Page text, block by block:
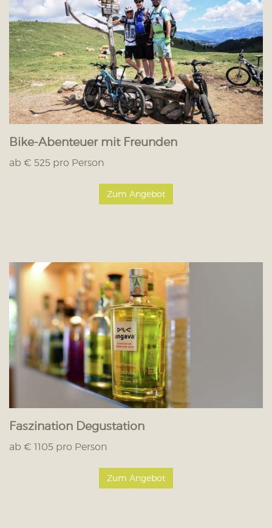
Bike-Abenteuer mit Freunden
ab € 525 pro Person
Zum Angebot
Faszination Degustation
ab € 1105 pro Person
Zum Angebot